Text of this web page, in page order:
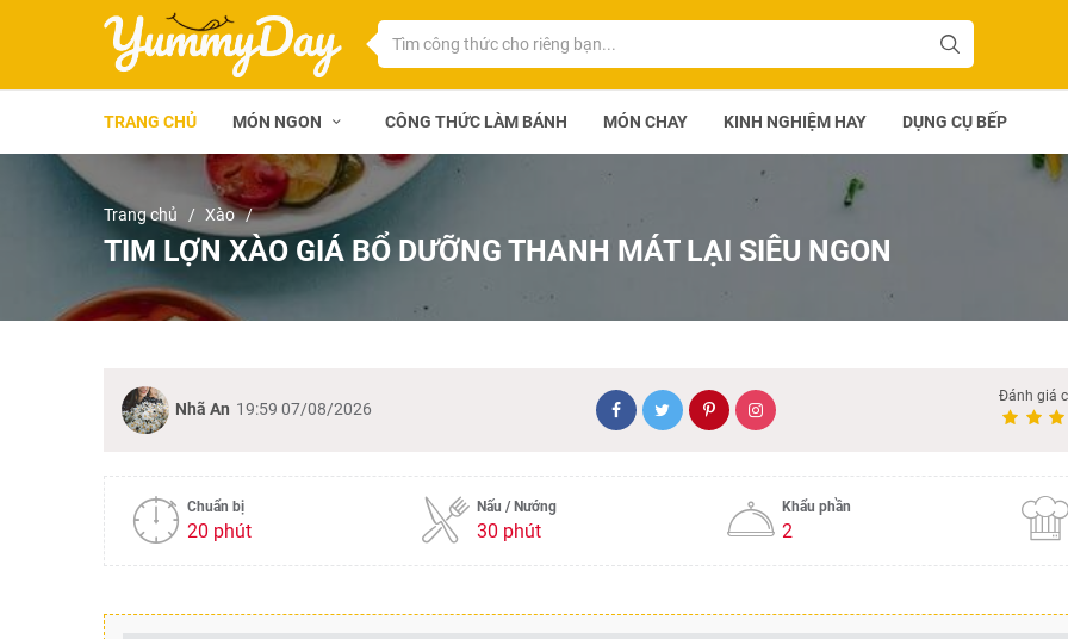
TRANG CHỦ MÓN NGON CÔNG THỨC LÀM BÁNH MÓN CHAY KINH NGHIỆM HAY DỤNG CỤ BẾP
Trang chủ Xào
TIM LỢN XÀO GIÁ BỔ DƯỠNG THANH MÁT LẠI SIÊU NGON
Nhã An 19:59 07/08/2026
Đánh giá
Chuẩn bị
20 phút
Nấu / Nướng
30 phút
Khẩu phần
2